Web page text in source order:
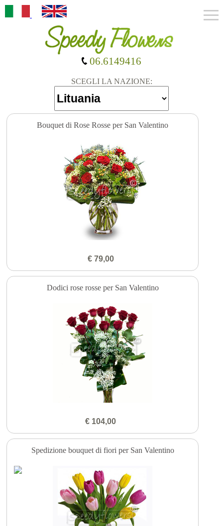
SCEGLI LA NAZIONE:
06.6149416
Bouquet di Rose Rosse per San Valentino
€ 79,00
Dodici rose rosse per San Valentino
€ 104,00
Spedizione bouquet di fiori per San Valentino